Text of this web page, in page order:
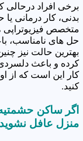
برخی افراد درحالی
بدنی، کار درمانی
متخصص فیزیوتراپی
حل های نامناسب،
بهترین حالت نیز
کرده و باعث دلسردی
کار این است که از
کنید.
اگر ساکن حشمتیه
منزل عافل